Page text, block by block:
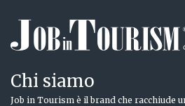
Chi siamo
Job in Tourism è il brand che racchiude